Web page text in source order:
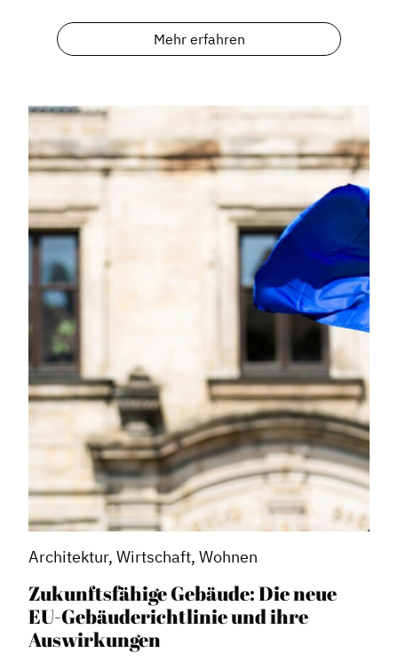
Mehr erfahren
Architektur, Wirtschaft, Wohnen
Zukunftsfähige Gebäude: Die neue
EU-Gebäuderichtlinie und ihre
Auswirkungen